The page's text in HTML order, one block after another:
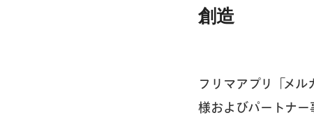
創造
フリマアプリ「メ
様およびパートナ